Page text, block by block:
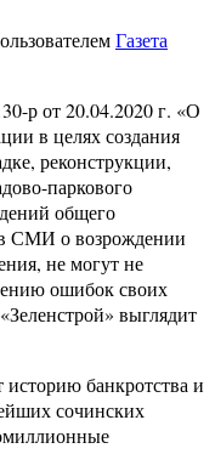
Газета
р от 20.04.2020 г. «О
в целях создания
реконструкции,
паркового
общего
в СМИ о возрождении
не могут не
ошибок своих
выглядит
банкротства и
сочинских